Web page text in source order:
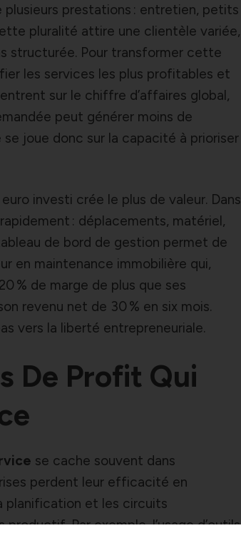
prestations : entretien, petits
pluralité attire une clientèle variée,
structurée. Pour transformer cette
les services les plus profitables et
sur le chiffre d’affaires global,
peut générer moins de
joue donc sur la capacité à prioriser
investi crée le plus de valeur. Dans
: déplacements, matériel,
de bord de gestion permet de
en maintenance immobilière qui,
% de marge de plus que ses
revenu net de 30 % en six mois.
vers la liberté entrepreneuriale.
De Profit Qui
se cache souvent dans
perdent leur efficacité en
planification et les circuits
Par exemple, l’usage d’outils
considérablement les